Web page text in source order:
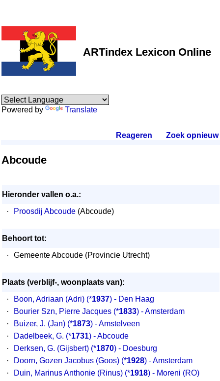
ARTindex Lexicon Online
Powered by Translate
Reageren Zoek opnieuw.
Abcoude
Hieronder vallen o.a.:
·
Proosdij Abcoude (Abcoude)
Behoort tot:
·
Gemeente Abcoude (Provincie Utrecht)
Plaats (verblijf-, woonplaats van):
·
Boon, Adriaan (Adri) (*1937) - Den Haag
·
Bourier Szn, Pierre Jacques (*1833) - Amsterdam
·
Buizer, J. (Jan) (*1873) - Amstelveen
·
Dadelbeek, G. (*1731) - Abcoude
·
Derksen, G. (Gijsbert) (*1870) - Doesburg
·
Doorn, Gozen Jacobus (Goos) (*1928) - Amsterdam
·
Duin, Marinus Anthonie (Rinus) (*1918) - Moreni (RO)